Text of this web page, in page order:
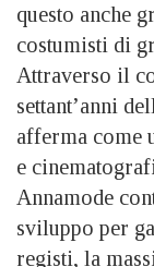
questo anche
costumisti di
Attraverso il
settant’anni
afferma come
e
Annamode
sviluppo per
registi, la